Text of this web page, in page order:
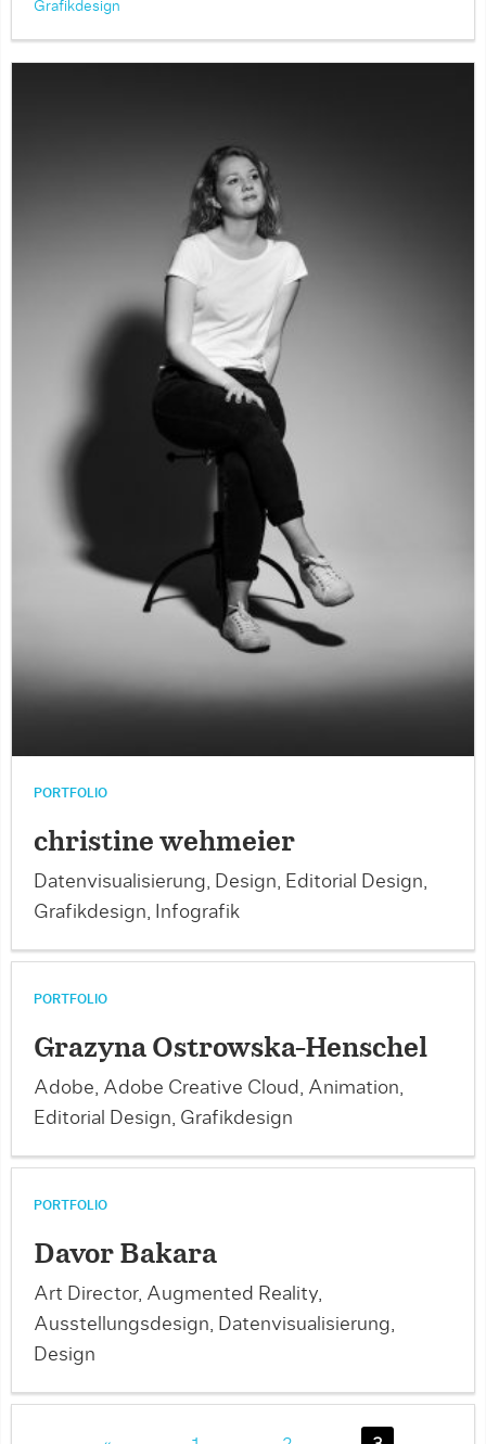
Grafikdesign
PORTFOLIO
christine wehmeier
Datenvisualisierung, Design, Editorial Design,
Grafikdesign, Infografik
PORTFOLIO
Grazyna Ostrowska-Henschel
Adobe, Adobe Creative Cloud, Animation,
Editorial Design, Grafikdesign
PORTFOLIO
Davor Bakara
Art Director, Augmented Reality,
Ausstellungsdesign, Datenvisualisierung,
Design